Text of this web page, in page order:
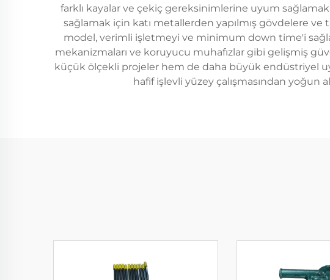
farklı kayalar ve çekiç gereksinimlerine uyum
sağlamak için katı metallerden yapılmış gövdelere ve
model, verimli işletmeyi ve minimum down time'i
mekanizmaları ve koruyucu muhafızlar gibi gelişmiş
küçük ölçekli projeler hem de daha büyük endüstriyel
hafif işlevli yüzey çalışmasından